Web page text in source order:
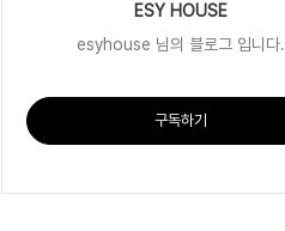
ESY HOUSE
esyhouse 님의 블로그 입니다.
구독하기